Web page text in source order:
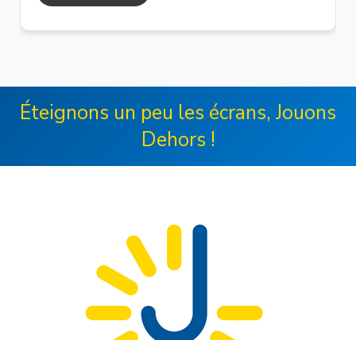
Éteignons un peu les écrans, Jouons
Dehors !